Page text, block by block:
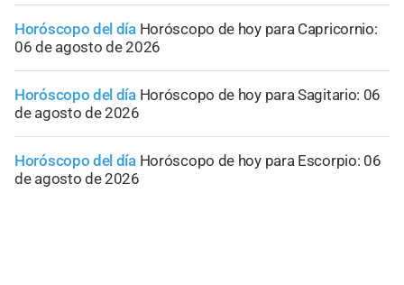
Horóscopo del día Horóscopo de hoy para Capricornio:
06 de agosto de 2026
Horóscopo del día Horóscopo de hoy para Sagitario: 06
de agosto de 2026
Horóscopo del día Horóscopo de hoy para Escorpio: 06
de agosto de 2026